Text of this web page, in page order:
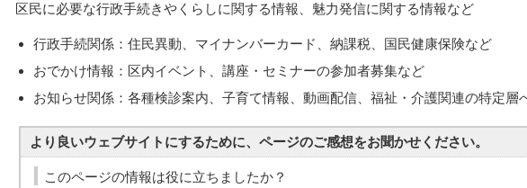
区民に必要な行政手続きやくらしに関する情報、魅力発信に関する情報など
行政手続関係：住民異動、マイナンバーカード、納課税、国民健康保険など
おでかけ情報：区内イベント、講座・セミナーの参加者募集など
お知らせ関係：各種検診案内、子育て情報、動画配信、福祉・介護関連の特定層
より良いウェブサイトにするために、ページのご感想をお聞かせください。
このページの情報は役に立ちましたか？